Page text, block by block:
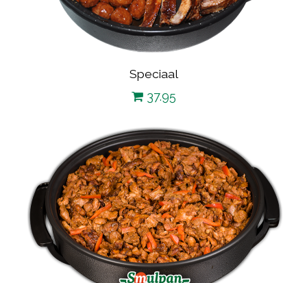
Speciaal
37.95